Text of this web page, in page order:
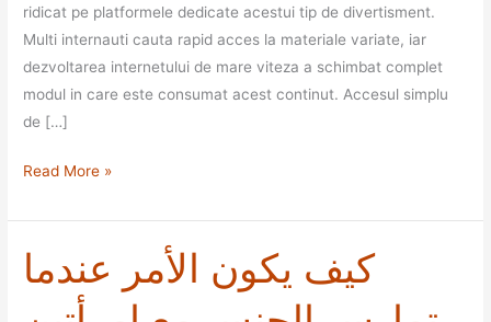
ridicat pe platformele dedicate acestui tip de divertisment.
Multi internauti cauta rapid acces la materiale variate, iar
dezvoltarea internetului de mare viteza a schimbat complet
modul in care este consumat acest continut. Accesul simplu
de […]
Statistici
consumul
de
continut
Read More »
كيف يكون الأمر عندما